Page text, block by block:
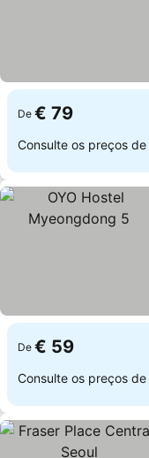
De € 79
Consulte os preços de
De € 59
Consulte os preços de